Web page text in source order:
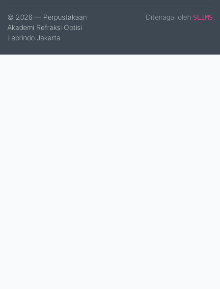
© 2026 — Perpustakaan
Akademi Refraksi Optisi
Leprindo Jakarta
Ditenagai oleh SLiMS